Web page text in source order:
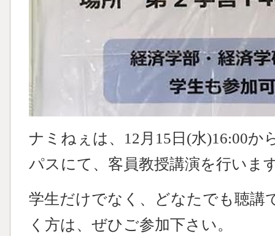
ナミねぇは、12月15日(水)16:00か
パスにて、客員教授講演を行いま
学生だけでなく、どなたでも聴講
く方は、ぜひご参加下さい。